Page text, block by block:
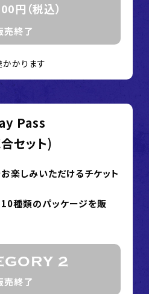
円（税込）
売終了
かります
Pass
セット)
楽しみいただけるチケット
種類のパッケージを販
2
売終了